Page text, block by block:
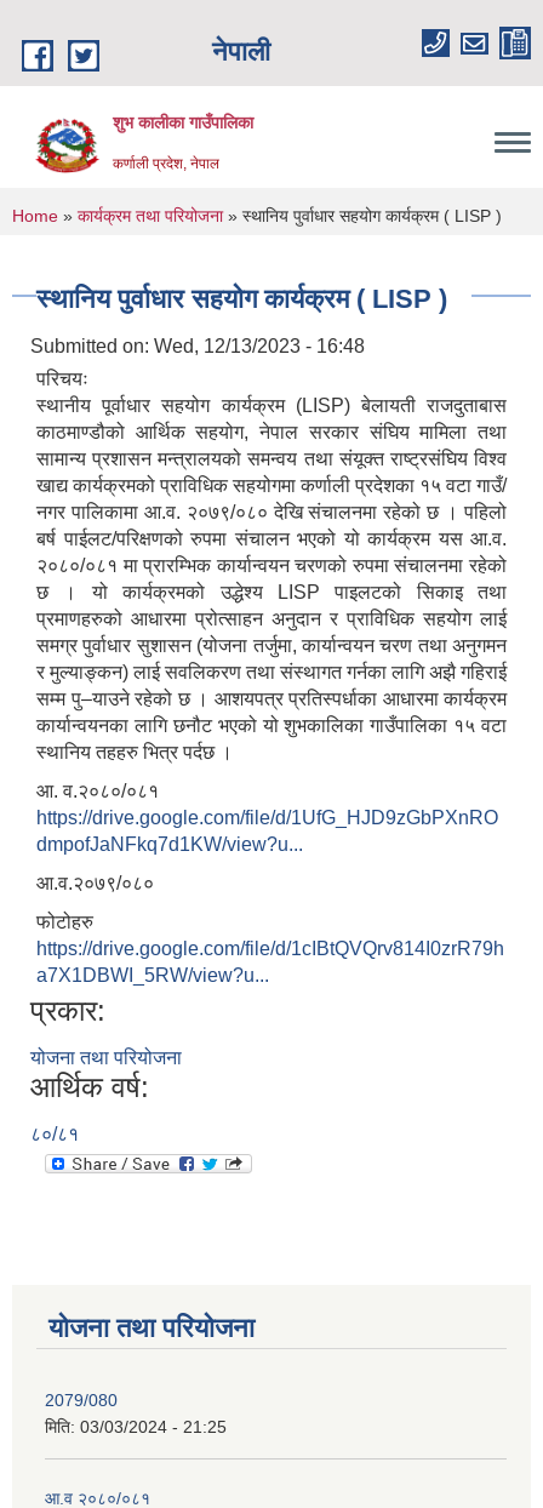
नेपाली
शुभ कालीका गाउँपालिका
कर्णाली प्रदेश, नेपाल
You are here
Home » कार्यक्रम तथा परियोजना» स्थानिय पुर्वाधार सहयोग कार्यक्रम ( LISP )
स्थानिय पुर्वाधार सहयोग कार्यक्रम ( LISP )
Submitted on: Wed, 12/13/2023 - 16:48
परिचयः
स्थानीय पूर्वाधार सहयोग कार्यक्रम (LISP) बेलायती राजदुताबास
काठमाण्डौको आर्थिक सहयोग, नेपाल सरकार संघिय मामिला तथा
सामान्य प्रशासन मन्त्रालयको समन्वय तथा संयूक्त राष्ट्रसंघिय विश्व
खाद्य कार्यक्रमको प्राविधिक सहयोगमा कर्णाली प्रदेशका १५ वटा गाउँ/
नगर पालिकामा आ.व. २०७९/०८० देखि संचालनमा रहेको छ । पहिलो
बर्ष पाईलट/परिक्षणको रुपमा संचालन भएको यो कार्यक्रम यस आ.व.
२०८०/०८१ मा प्रारम्भिक कार्यान्वयन चरणको रुपमा संचालनमा रहेको
छ । यो कार्यक्रमको उद्धेश्य LISP पाइलटको सिकाइ तथा
प्रमाणहरुको आधारमा प्रोत्साहन अनुदान र प्राविधिक सहयोग लाई
समग्र पुर्वाधार सुशासन (योजना तर्जुमा, कार्यान्वयन चरण तथा अनुगमन
र मुल्याङ्कन) लाई सवलिकरण तथा संस्थागत गर्नका लागि अझै गहिराई
सम्म पु–याउने रहेको छ । आशयपत्र प्रतिस्पर्धाका आधारमा कार्यक्रम
कार्यान्वयनका लागि छनौट भएको यो शुभकालिका गाउँपालिका १५ वटा
स्थानिय तहहरु भित्र पर्दछ ।
आ. व.२०८०/०८१
https://drive.google.com/file/d/1UfG_HJD9zGbPXnRO
dmpofJaNFkq7d1KW/view?u...
आ.व.२०७९/०८०
फोटोहरु
https://drive.google.com/file/d/1cIBtQVQrv814I0zrR79h
a7X1DBWI_5RW/view?u...
प्रकार:
योजना तथा परियोजना
आर्थिक वर्ष:
८०/८१
योजना तथा परियोजना
2079/080
मिति: 03/03/2024 - 21:25
आ.व २०८०/०८१